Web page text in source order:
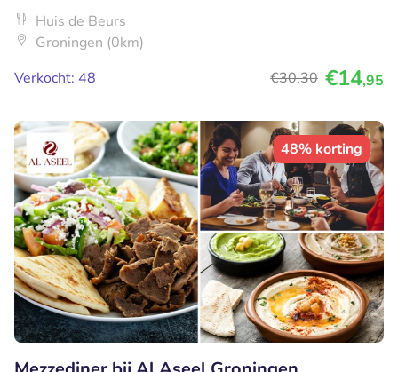
Huis de Beurs
Groningen (0km)
Verkocht: 48
€30,30 €14,95
48% korting